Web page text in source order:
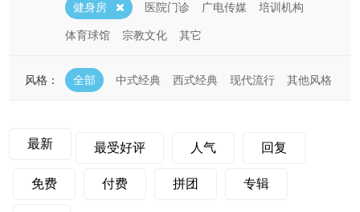
健身房 医院门诊 广电传媒 培训机构
体育球馆 宗教文化 其它
风格： 全部 中式经典 西式经典 现代流行 其他风格
最新 最受好评 人气 回复
免费 付费 拼团 专辑